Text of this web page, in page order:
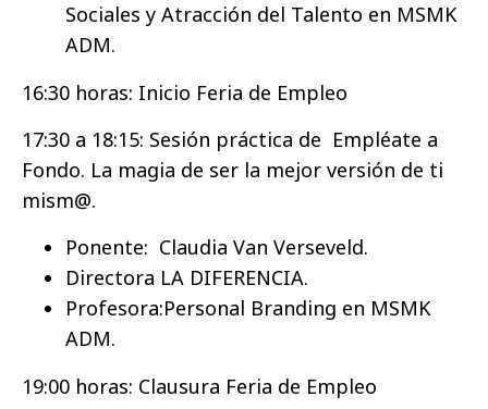
Sociales y Atracción del Talento en MSMK 
ADM.
16:30 horas: Inicio Feria de Empleo
17:30 a 18:15: Sesión práctica de Empléate a
Fondo. La magia de ser la mejor versión de ti
mism@.
Ponente: Claudia Van Verseveld.
Directora LA DIFERENCIA.
Profesora:Personal Branding en MSMK 
ADM.
19:00 horas: Clausura Feria de Empleo